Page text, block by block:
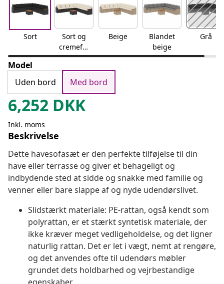
Sort
Sort og
cremefar
vet
Beige
Blandet
beige
Grå
Model
Uden bord
Med bord
6,252 DKK
Inkl. moms
Beskrivelse
Dette havesofasæt er den perfekte tilføjelse til din
have eller terrasse og giver et behageligt og
indbydende sted at sidde og snakke med familie og
venner eller bare slappe af og nyde udendørslivet.
Slidstærkt materiale: PE-rattan, også kendt som
polyrattan, er et stærkt syntetisk materiale, der
ikke kræver meget vedligeholdelse, og det ligner
naturlig rattan. Det er let i vægt, nemt at rengøre,
og det anvendes ofte til udendørs møbler
grundet dets holdbarhed og vejrbestandige